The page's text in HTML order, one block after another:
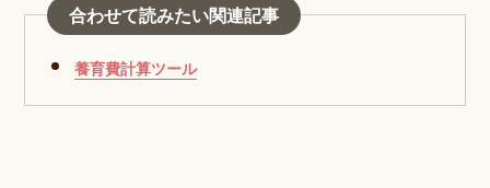
合わせて読みたい関連記事
養育費計算ツール